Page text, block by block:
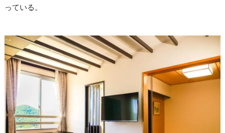
っている。